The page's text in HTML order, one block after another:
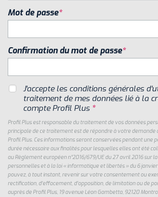
Mot de passe
Confirmation du mot de passe
J'accepte les conditions générales
traitement de mes données lié à la
compte Profil Plus *
Profil Plus est responsable du traitement de vos données
principale de ce traitement est de répondre à votre demande
Profil Plus. Ces informations seront conservées pendant une
durée nécessaire aux finalités pour lesquelles elles ont été
au Règlement européen n°2016/679/UE du 27 avril 2016 sur
personnelles et à la loi « informatique et libertés » du 6
pouvez, à tout instant, revenir sur votre consentement ou
rectification, d'effacement, d'opposition, de limitation ou de
auprès de Profil Plus, 19 avenue Léon Gambetta, 92120